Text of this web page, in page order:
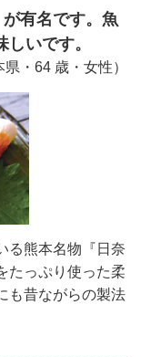
が有名です。魚
いです。
県・64 歳・女性）
る熊本名物『日奈
たっぷり使った柔
も昔ながらの製法